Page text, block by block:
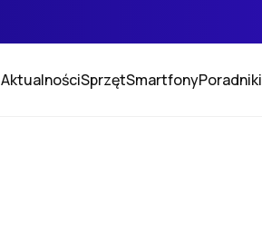
AktualnościSprzętSmartfonyPoradniki